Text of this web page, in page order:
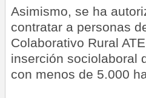
Asimismo, se ha
contratar a personas
Colaborativo Rural
inserción sociolaboral
con menos de 5.000